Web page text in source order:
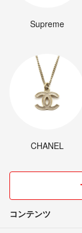
Supreme
CHANEL
コンテンツ